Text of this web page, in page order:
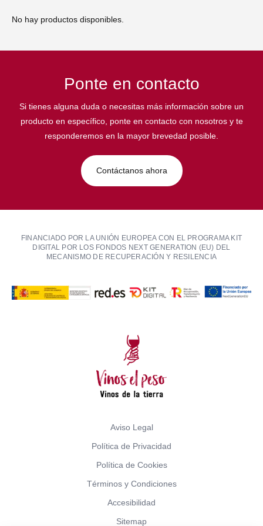
No hay productos disponibles.
Ponte en contacto
Si tienes alguna duda o necesitas más información sobre un
producto en específico, ponte en contacto con nosotros y te
responderemos en la mayor brevedad posible.
Contáctanos ahora
FINANCIADO POR LA UNIÓN EUROPEA CON EL PROGRAMA KIT
DIGITAL POR LOS FONDOS NEXT GENERATION (EU) DEL
MECANISMO DE RECUPERACIÓN Y RESILENCIA
Aviso Legal
Política de Privacidad
Política de Cookies
Términos y Condiciones
Accesibilidad
Sitemap